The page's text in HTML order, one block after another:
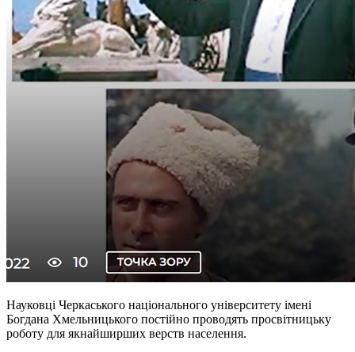
Науковці Черкаського національного університету імені
Богдана Хмельницького постійно проводять просвітницьку
роботу для якнайширших верств населення.